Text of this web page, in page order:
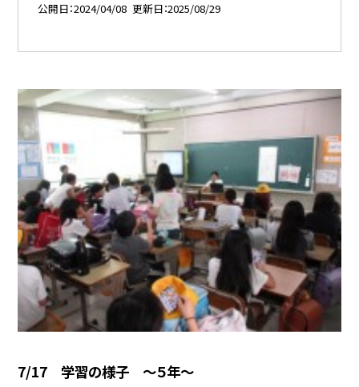
公開日 2024/04/08 更新日 2025/08/29
7/17 学習の様子 ～５年～